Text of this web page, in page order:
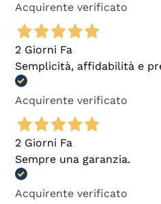
Acquirente verificato
2 Giorni Fa
Semplicità, affidabilità e
Acquirente verificato
2 Giorni Fa
Sempre una garanzia.
Acquirente verificato